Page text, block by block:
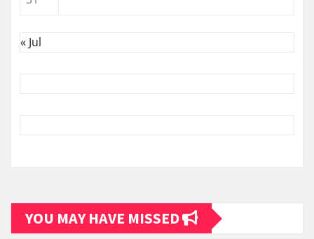
« Jul
YOU MAY HAVE MISSED